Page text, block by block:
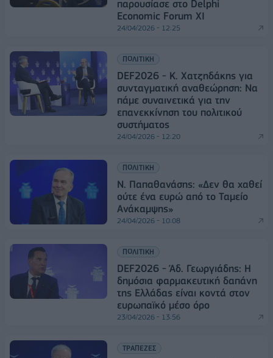
παρουσίασε στο Delphi
Economic Forum XI
24/04/2026 - 12:25
ΠΟΛΙΤΙΚΗ
DEF2026 - Κ. Χατζηδάκης για
συνταγματική αναθεώρηση: Να
πάμε συναινετικά για την
επανεκκίνηση του πολιτικού
συστήματος
24/04/2026 - 12:20
ΠΟΛΙΤΙΚΗ
Ν. Παπαθανάσης: «Δεν θα χαθεί
ούτε ένα ευρώ από το Ταμείο
Ανάκαμψης»
24/04/2026 - 10:08
ΠΟΛΙΤΙΚΗ
DEF2026 - Άδ. Γεωργιάδης: Η
δημόσια φαρμακευτική δαπάνη
της Ελλάδας είναι κοντά στον
ευρωπαϊκό μέσο όρο
23/04/2026 - 13:56
ΤΡΑΠΕΖΕΣ